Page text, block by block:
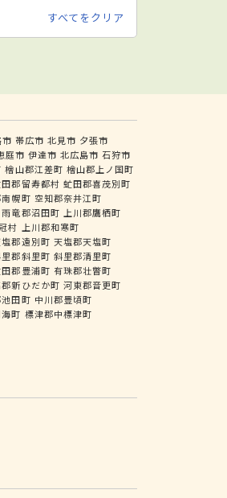
すべてをクリア
帯広市 北見市 夕張市
庭市 伊達市 北広島市 石狩市
檜山郡江差町 檜山郡上ノ国町
郡留寿都村 虻田郡喜茂別町
幌町 空知郡奈井江町
雨竜郡沼田町 上川郡鷹栖町
村
上川郡和寒町
郡遠別町 天塩郡天塩町
郡斜里町 斜里郡清里町
郡豊浦町 有珠郡壮瞥町
新ひだか町 河東郡音更町
田町 中川郡豊頃町
町 標津郡中標津町